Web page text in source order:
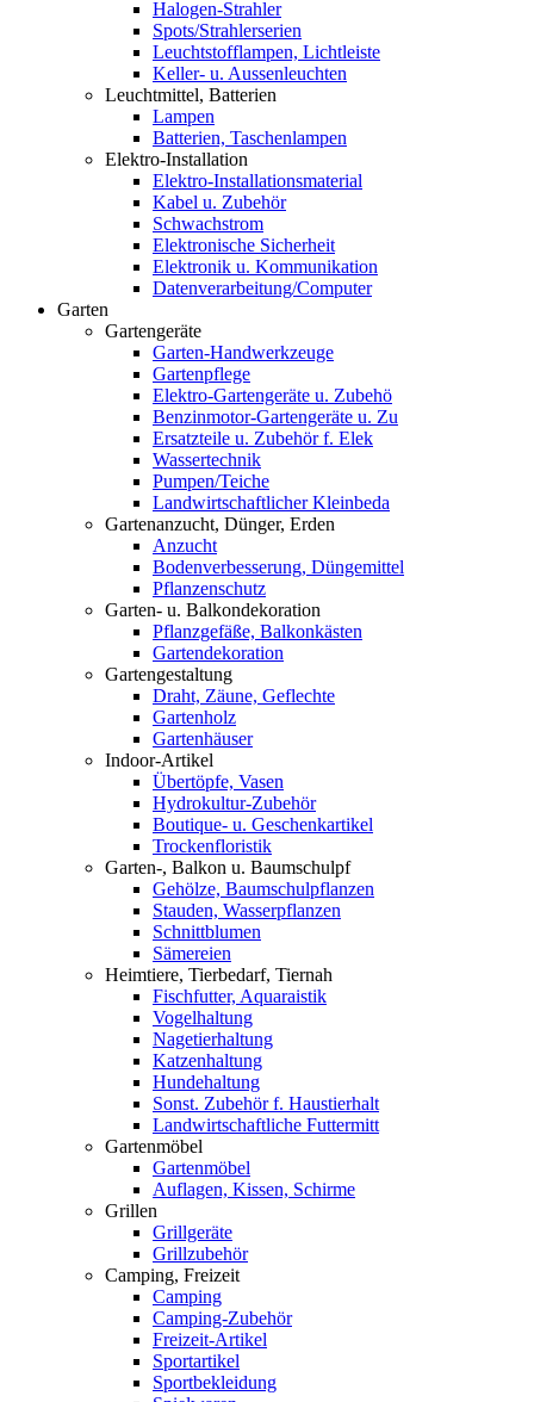
Halogen-Strahler
Spots/Strahlerserien
Leuchtstofflampen, Lichtleiste
Keller- u. Aussenleuchten
Leuchtmittel, Batterien
Lampen
Batterien, Taschenlampen
Elektro-Installation
Elektro-Installationsmaterial
Kabel u. Zubehör
Schwachstrom
Elektronische Sicherheit
Elektronik u. Kommunikation
Datenverarbeitung/Computer
Garten
Gartengeräte
Garten-Handwerkzeuge
Gartenpflege
Elektro-Gartengeräte u. Zubehö
Benzinmotor-Gartengeräte u. Zu
Ersatzteile u. Zubehör f. Elek
Wassertechnik
Pumpen/Teiche
Landwirtschaftlicher Kleinbeda
Gartenanzucht, Dünger, Erden
Anzucht
Bodenverbesserung, Düngemittel
Pflanzenschutz
Garten- u. Balkondekoration
Pflanzgefäße, Balkonkästen
Gartendekoration
Gartengestaltung
Draht, Zäune, Geflechte
Gartenholz
Gartenhäuser
Indoor-Artikel
Übertöpfe, Vasen
Hydrokultur-Zubehör
Boutique- u. Geschenkartikel
Trockenfloristik
Garten-, Balkon u. Baumschulpf
Gehölze, Baumschulpflanzen
Stauden, Wasserpflanzen
Schnittblumen
Sämereien
Heimtiere, Tierbedarf, Tiernah
Fischfutter, Aquaraistik
Vogelhaltung
Nagetierhaltung
Katzenhaltung
Hundehaltung
Sonst. Zubehör f. Haustierhalt
Landwirtschaftliche Futtermitt
Gartenmöbel
Gartenmöbel
Auflagen, Kissen, Schirme
Grillen
Grillgeräte
Grillzubehör
Camping, Freizeit
Camping
Camping-Zubehör
Freizeit-Artikel
Sportartikel
Sportbekleidung